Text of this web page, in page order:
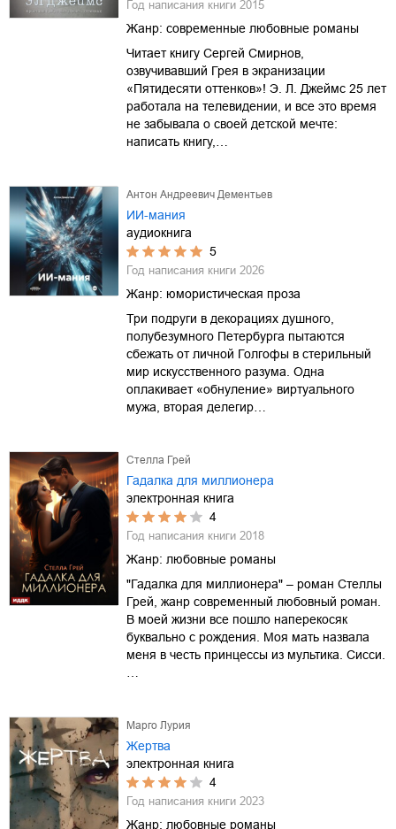
Год написания книги 2015
Жанр: современные любовные романы
Читает книгу Сергей Смирнов,
озвучивавший Грея в экранизации
«Пятидесяти оттенков»! Э. Л. Джеймс 25 лет
работала на телевидении, и все это время
не забывала о своей детской мечте:
написать книгу,…
Антон Андреевич Дементьев
ИИ-мания
аудиокнига
5
Год написания книги 2026
Жанр: юмористическая проза
Три подруги в декорациях душного,
полубезумного Петербурга пытаются
сбежать от личной Голгофы в стерильный
мир искусственного разума. Одна
оплакивает «обнуление» виртуального
мужа, вторая делегир…
Стелла Грей
Гадалка для миллионера
электронная книга
4
Год написания книги 2018
Жанр: любовные романы
"Гадалка для миллионера" – роман Стеллы
Грей, жанр современный любовный роман.
В моей жизни все пошло наперекосяк
буквально с рождения. Моя мать назвала
меня в честь принцессы из мультика. Сисси.
Марго Лурия
Жертва
электронная книга
4
Год написания книги 2023
Жанр: любовные романы